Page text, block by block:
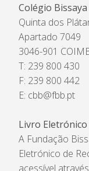
Colégio
Quinta dos
Apartado 7049
3046-901
T: 239 800 430
F: 239 800 442
E: cbb@fbb.pt
Livro Eletrónico
A Fundação
Eletrónico de
acessível